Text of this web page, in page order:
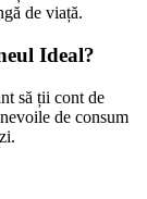
de viață.
Ideal?
să ții cont de
de consum